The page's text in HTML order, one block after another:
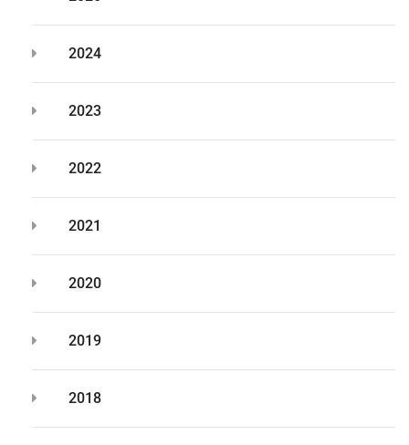
2024
2023
2022
2021
2020
2019
2018